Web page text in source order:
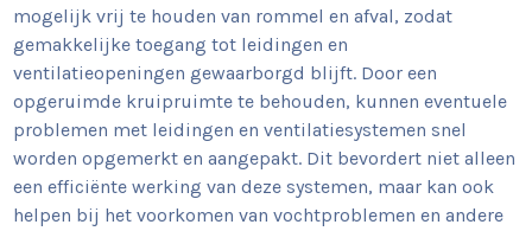
mogelijk vrij te houden van rommel en afval, zodat
gemakkelijke toegang tot leidingen en
ventilatieopeningen gewaarborgd blijft. Door een
opgeruimde kruipruimte te behouden, kunnen eventuele
problemen met leidingen en ventilatiesystemen snel
worden opgemerkt en aangepakt. Dit bevordert niet alleen
een efficiënte werking van deze systemen, maar kan ook
helpen bij het voorkomen van vochtproblemen en andere